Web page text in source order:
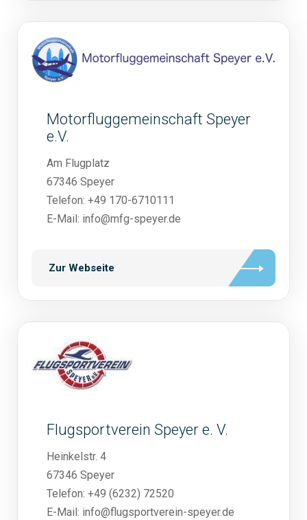
Motorfluggemeinschaft Speyer
e.V.
Am Flugplatz
67346 Speyer
Telefon: +49 170-6710111
E-Mail: info@mfg-speyer.de
Zur Webseite
Flugsportverein Speyer e. V.
Heinkelstr. 4
67346 Speyer
Telefon: +49 (6232) 72520
E-Mail: info@flugsportverein-speyer.de